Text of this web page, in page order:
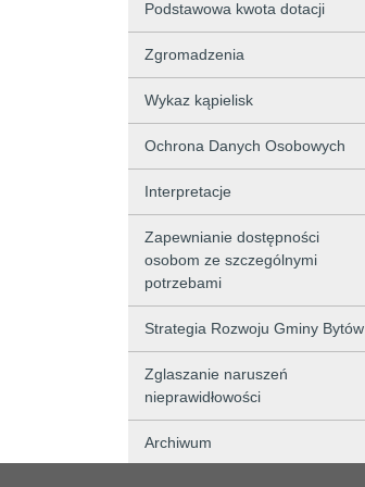
Podstawowa kwota dotacji
Zgromadzenia
Wykaz kąpielisk
Ochrona Danych Osobowych
Interpretacje
Zapewnianie dostępności
osobom ze szczególnymi
potrzebami
Strategia Rozwoju Gminy Bytów
Zglaszanie naruszeń
nieprawidłowości
Archiwum